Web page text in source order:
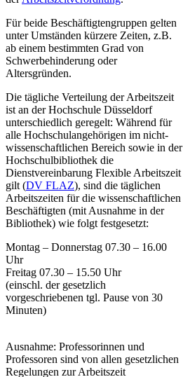
Für beide Beschäftigtengruppen gelten
unter Umständen kürzere Zeiten, z.B.
ab einem bestimmten Grad von
Schwerbehinderung oder
Altersgründen.
Die tägliche Verteilung der Arbeitszeit
ist an der Hochschule Düsseldorf
unterschiedlich geregelt: Während für
alle Hochschulangehörigen im nicht-
wissenschaftlichen Bereich sowie in der
Hochschulbibliothek die
Dienstvereinbarung Flexible Arbei​tszeit
gilt (DV FLAZ​)​, sind die täglichen
Arbeitszeiten für die wissenschaftlichen
Beschäftigten (mit Ausnahme in der
Bibliothek) wie folgt festgesetzt:
Montag – Donnerstag 07.30 – 16.00
Uhr
Freitag 07.30 – 15.50 Uhr
(einschl. der gesetzlich
vorgeschriebenen tgl. Pause von 30
Minuten)
Ausnahme: Professorinnen und
Professoren sind von allen gesetzlichen
Regelungen zur Arbeitszeit